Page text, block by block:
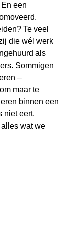
een
Te veel
die wél werk
als
Sommigen
–
maar te
binnen een
niet eert.
alles wat we